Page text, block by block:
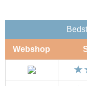
Webshop